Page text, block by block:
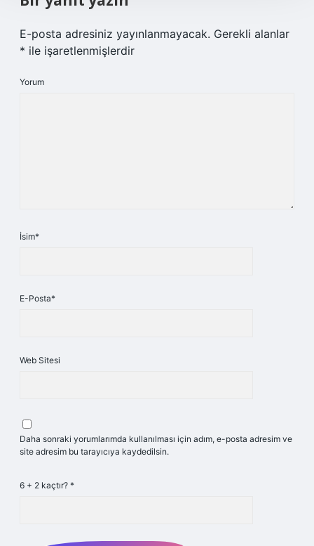
E-posta adresiniz yayınlanmayacak. Gerekli alanlar
* ile işaretlenmişlerdir
Yorum
İsim*
E-Posta*
Web Sitesi
Daha sonraki yorumlarımda kullanılması için adım, e-posta adresim ve
site adresim bu tarayıcıya kaydedilsin.
6 + 2 kaçtır? *